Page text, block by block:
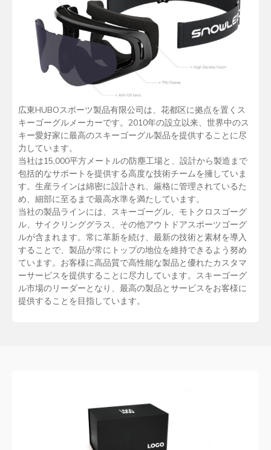
広東HUBOスポーツ製品有限公司は、花都区に拠点を置くス
キーゴーグルメーカーです。2010年の設立以来、世界中のス
キー愛好家に最高のスキーゴーグル製品を提供することに尽
力しています。
当社は15,000平方メートルの防塵工場と、設計から製造まで
包括的なサポートを提供する高度な技術チームを擁していま
す。生産ラインは綿密に設計され、厳格に管理されているた
め、細部に至るまで最高水準を満たしています。
当社の製品ラインには、スキーゴーグル、モトクロスゴーグ
ル、サイクリンググラス、その他アウトドアスポーツゴーグ
ルが含まれます。常に革新を続け、最新の技術と素材を導入
することで、製品が常にトップの地位を維持できるよう努め
ています。お客様に高品質で高性能な製品と優れたカスタマ
ーサービスを提供することに尽力しています。スキーゴーグ
ル市場のリーダーとなり、最高の製品とサービスをお客様に
提供することを目指しています。